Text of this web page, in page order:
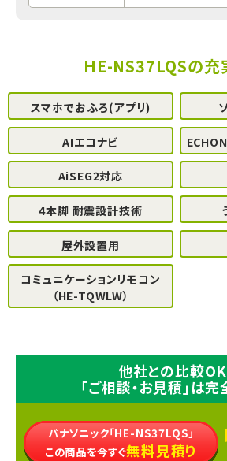
HE-NS37LQSの充
スマホでおふろ(アプリ)
AIエコナビ
AiSEG2対応
4本脚 耐震設計技術
屋外設置用
コミュニケーションリモコン
（HE-TQWLW）
他社との比較OK
「ご相談・お見積」は完
パナソニック「HE-NS37LQS」
この商品を今すぐ無料見積り